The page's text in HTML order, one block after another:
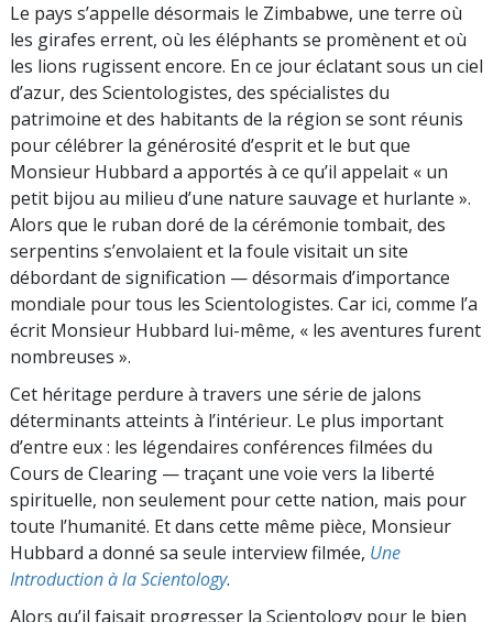
Le pays s’appelle désormais le Zimbabwe, une terre où
les girafes errent, où les éléphants se promènent et où
les lions rugissent encore. En ce jour éclatant sous un ciel
d’azur, des Scientologistes, des spécialistes du
patrimoine et des habitants de la région se sont réunis
pour célébrer la générosité d’esprit et le but que
Monsieur Hubbard a apportés à ce qu’il appelait « un
petit bijou au milieu d’une nature sauvage et hurlante ».
Alors que le ruban doré de la cérémonie tombait, des
serpentins s’envolaient et la foule visitait un site
débordant de signification — désormais d’importance
mondiale pour tous les Scientologistes. Car ici, comme l’a
écrit Monsieur Hubbard lui-même, « les aventures furent
nombreuses ».
Cet héritage perdure à travers une série de jalons
déterminants atteints à l’intérieur. Le plus important
d’entre eux : les légendaires conférences filmées du
Cours de Clearing — traçant une voie vers la liberté
spirituelle, non seulement pour cette nation, mais pour
toute l’humanité. Et dans cette même pièce, Monsieur
Hubbard a donné sa seule interview filmée, Une
Introduction à la Scientology.
Alors qu’il faisait progresser la Scientology pour le bien